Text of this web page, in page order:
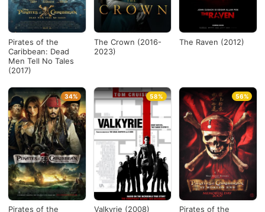
Pirates of the
Caribbean: Dead
Men Tell No Tales
(2017)
The Crown (2016-
2023)
The Raven (2012)
Pirates of the
34%
Valkyrie (2008)
58%
Pirates of the
56%